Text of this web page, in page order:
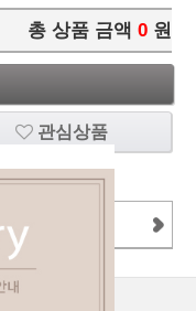
총 상품 금액 0 원
관심상품
센터